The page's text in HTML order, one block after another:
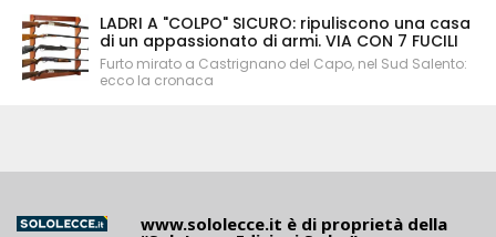
LADRI A "COLPO" SICURO: ripuliscono una casa
di un appassionato di armi. VIA CON 7 FUCILI
Furto mirato a Castrignano del Capo, nel Sud Salento:
ecco la cronaca
www.sololecce.it è di proprietà della